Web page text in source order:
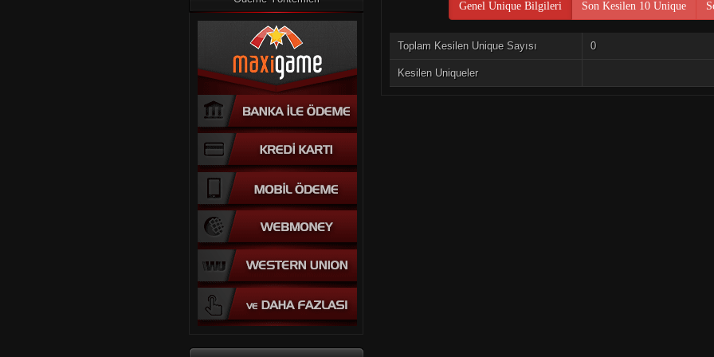
Genel Unique Bilgileri Son Kesilen 10 Unique
Toplam Kesilen Unique Sayısı 0
Kesilen Uniqueler